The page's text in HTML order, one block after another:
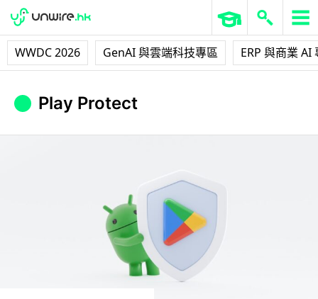
WWDC 2026 GenAI 與雲端科技專區 ERP 與商業 AI
Play Protect